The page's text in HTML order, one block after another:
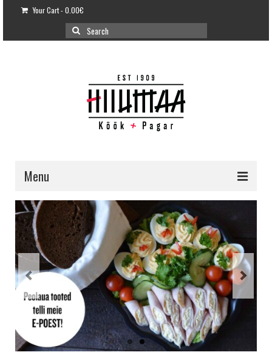
Your Cart-0.00€
Search
for:
Menu
E-POOD
KLIENDITUGI
KUIDAS OSTA?
VÕILEIVATORDID
KRINGLID
SAIAD
PEOLAUA TOOTED
LEIVAD